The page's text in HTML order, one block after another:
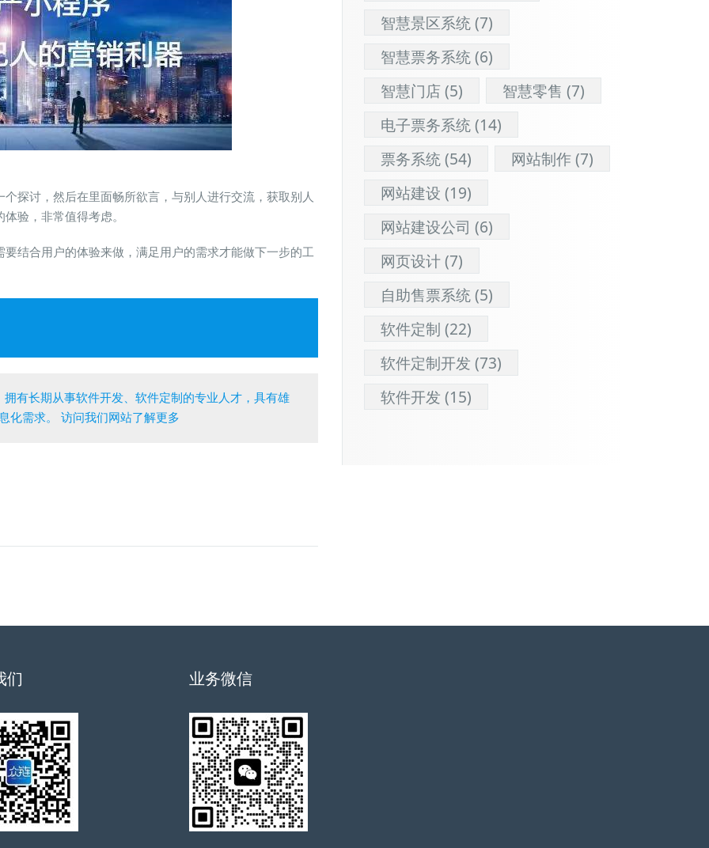
探讨，然后在里面畅所欲言，与别人进行交流，获取别人
验，非常值得考虑。
结合用户的体验来做，满足用户的需求才能做下一步的工
有长期从事软件开发、软件定制的专业人才，具有雄
化需求。 访问我们网站了解更多
智慧景区系统(7)
智慧票务系统(6)
智慧门店(5) 智慧零售 (7)
电子票务系统(14)
票务系统(54) 网站制作(7)
网站建设 (19)
网站建设公司 (6)
网页设计(7)
自助售票系统(5)
软件定制 (22)
软件定制开发 (73)
软件开发 (15)
们 业务微信